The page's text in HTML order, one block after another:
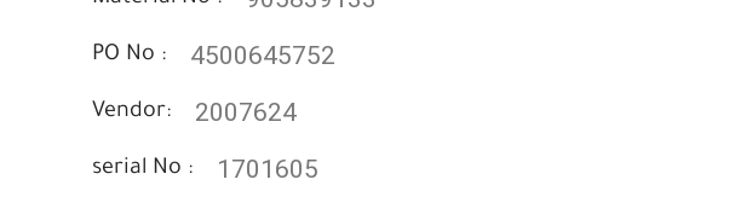
PO No : 4500645752
Vendor: 2007624
serial No : 1701605